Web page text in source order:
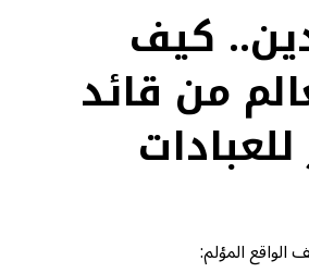
كيف
من قائد
المؤلم: